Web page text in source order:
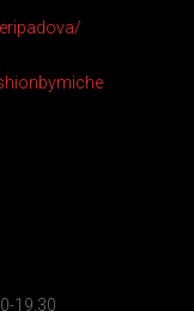
19.30